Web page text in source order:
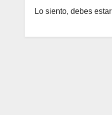
Lo siento, debes estar